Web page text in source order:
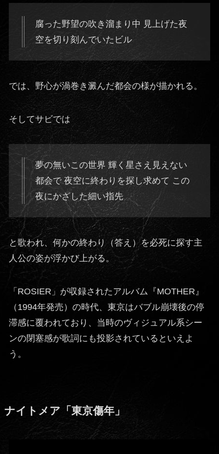
腐った野望の吹き溜まり中 見上げた夜
空を切り刻んでいたビル
では、野心が渦巻き澱んだ都会の様が描かれる。
そしてサビでは
夢の無いこの世界 輝く星さえ見えない
都会で 夜空に終わりを探し求めて この
夜にかざした細い指先
と歌われ、何かの終わり（答え）を必死に探す主
人公の姿が浮かび上がる。
「ROSIER」が収録されたアルバム『MOTHER』
（1994年発売）の時代、東京はバブル崩壊後の停
滞感に覆われており、当時のヴィジュアル系シー
ンの閉塞感が歌詞にも投影されているといえよ
う。
ナイトメア「東京傷年」